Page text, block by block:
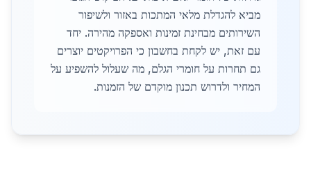
מביא להגדלת מלאי המתכות באזור ולשיפור
השירותים מבחינת זמינות ואספקה מהירה. יחד
עם זאת, יש לקחת בחשבון כי הפרויקטים יוצרים
גם תחרות על חומרי הגלם, מה שעלול להשפיע על
המחיר ולדרוש תכנון מוקדם של הזמנות.